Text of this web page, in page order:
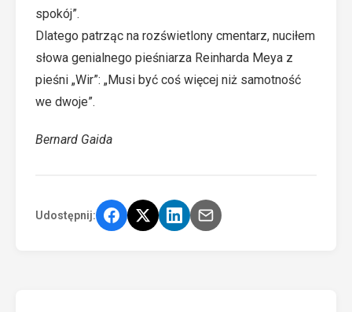
spokój”.
Dlatego patrząc na rozświetlony cmentarz, nuciłem
słowa genialnego pieśniarza Reinharda Meya z
pieśni „Wir”: „Musi być coś więcej niż samotność
we dwoje”.
Bernard Gaida
Udostępnij: